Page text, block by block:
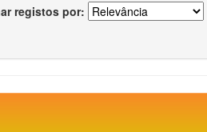
registos por: